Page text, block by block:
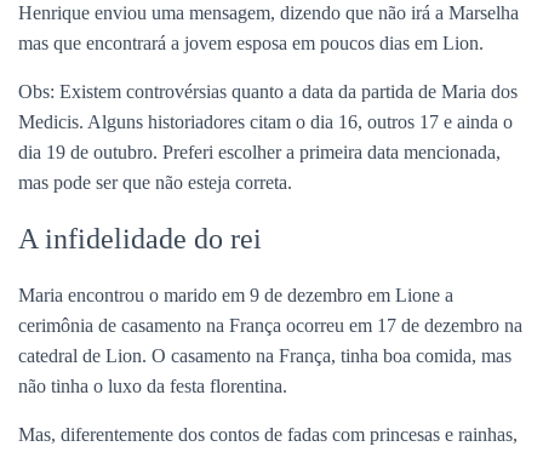
Henrique enviou uma mensagem, dizendo que não irá a Marselha
mas que encontrará a jovem esposa em poucos dias em Lion.
Obs: Existem controvérsias quanto a data da partida de Maria dos
Medicis. Alguns historiadores citam o dia 16, outros 17 e ainda o
dia 19 de outubro. Preferi escolher a primeira data mencionada,
mas pode ser que não esteja correta.
A infidelidade do rei
Maria encontrou o marido em 9 de dezembro em Lione a
cerimônia de casamento na França ocorreu em 17 de dezembro na
catedral de Lion. O casamento na França, tinha boa comida, mas
não tinha o luxo da festa florentina.
Mas, diferentemente dos contos de fadas com princesas e rainhas,